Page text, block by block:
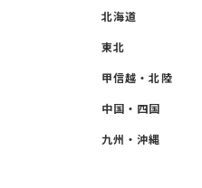
北海道
東北
甲信越・北陸
中国・四国
九州・沖縄